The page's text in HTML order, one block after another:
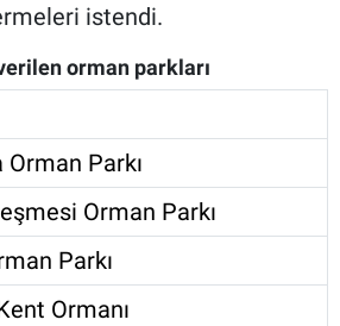
istendi.
orman parkları
Orman Parkı
Orman Parkı
Parkı
Ormanı